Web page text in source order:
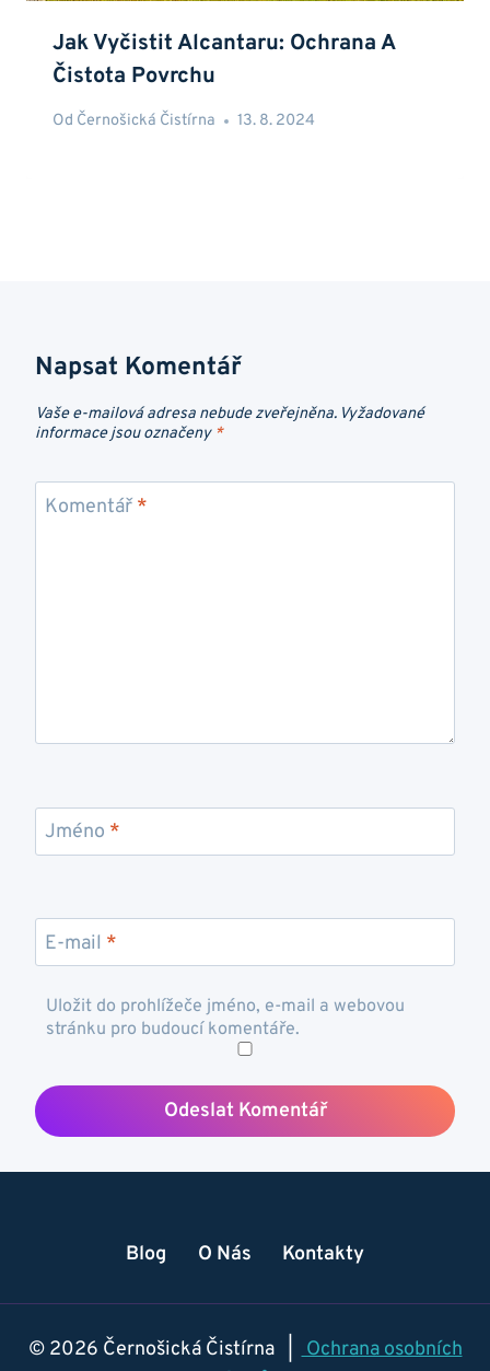
Jak Vyčistit Alcantaru: Ochrana A
Čistota Povrchu
Od Černošická Čistírna 13. 8. 2024
Napsat Komentář
Vaše e-mailová adresa nebude zveřejněna. Vyžadované
informace jsou označeny *
Komentář *
Jméno *
E-mail *
Uložit do prohlížeče jméno, e-mail a webovou
stránku pro budoucí komentáře.
Blog O Nás Kontakty
© 2026 Černošická Čistírna |Ochrana osobních